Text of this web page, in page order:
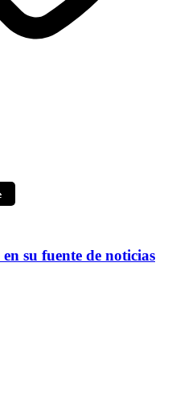
en su fuente de noticias